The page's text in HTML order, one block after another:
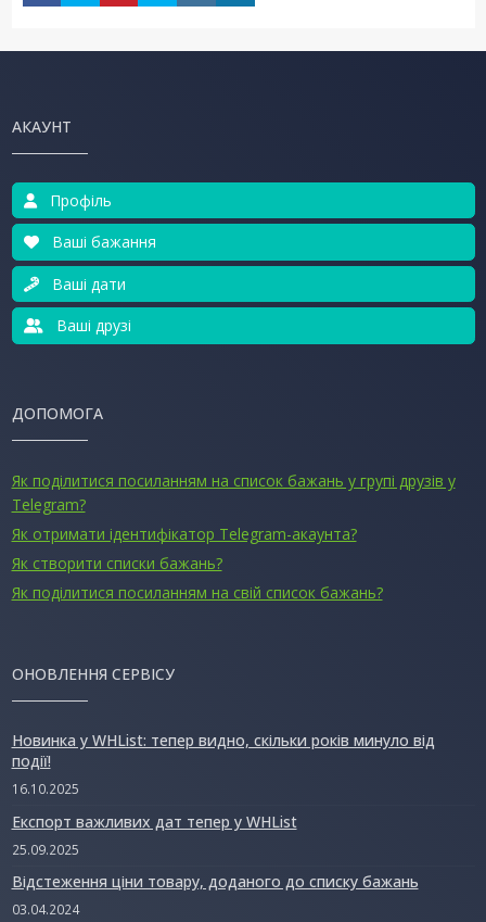
АКАУНТ
Профіль
Ваші бажання
Ваші дати
Ваші друзі
ДОПОМОГА
Як поділитися посиланням на список бажань у групі друзів у
Telegram?
Як отримати ідентифікатор Telegram-акаунта?
Як створити списки бажань?
Як поділитися посиланням на свій список бажань?
ОНОВЛЕННЯ СЕРВІСУ
Новинка у WHList: тепер видно, скільки років минуло від
події!
16.10.2025
Експорт важливих дат тепер у WHList
25.09.2025
Відстеження ціни товару, доданого до списку бажань
03.04.2024